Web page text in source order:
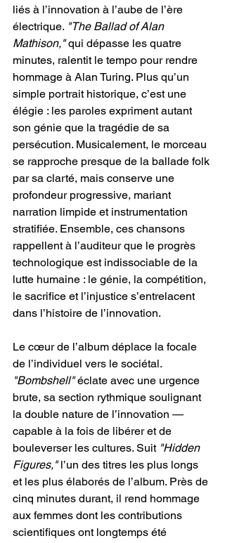
liés à l’innovation à l’aube de l’ère
électrique. "The Ballad of Alan
Mathison," qui dépasse les quatre
minutes, ralentit le tempo pour rendre
hommage à Alan Turing. Plus qu’un
simple portrait historique, c’est une
élégie : les paroles expriment autant
son génie que la tragédie de sa
persécution. Musicalement, le morceau
se rapproche presque de la ballade folk
par sa clarté, mais conserve une
profondeur progressive, mariant
narration limpide et instrumentation
stratifiée. Ensemble, ces chansons
rappellent à l’auditeur que le progrès
technologique est indissociable de la
lutte humaine : le génie, la compétition,
le sacrifice et l’injustice s’entrelacent
dans l’histoire de l’innovation.
Le cœur de l’album déplace la focale
de l’individuel vers le sociétal.
"Bombshell" éclate avec une urgence
brute, sa section rythmique soulignant
la double nature de l’innovation —
capable à la fois de libérer et de
bouleverser les cultures. Suit "Hidden
Figures," l’un des titres les plus longs
et les plus élaborés de l’album. Près de
cinq minutes durant, il rend hommage
aux femmes dont les contributions
scientifiques ont longtemps été